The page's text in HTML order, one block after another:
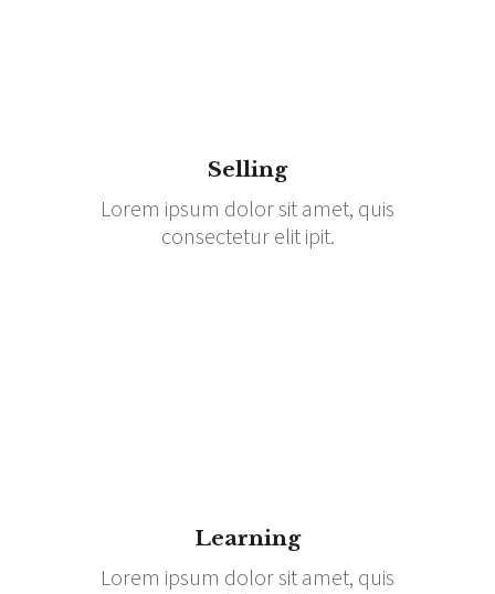
Selling
Lorem ipsum dolor sit amet, quis
consectetur elit ipit.
Learning
Lorem ipsum dolor sit amet, quis